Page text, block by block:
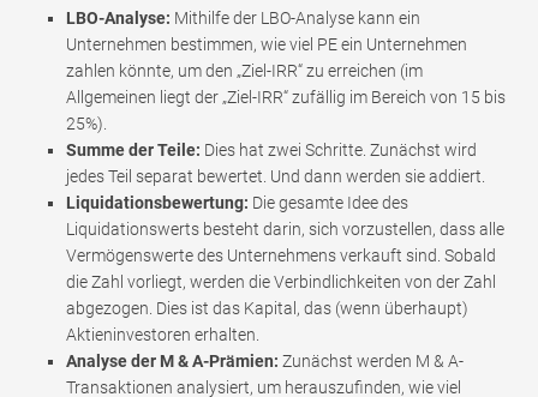
LBO-Analyse: Mithilfe der LBO-Analyse kann ein
Unternehmen bestimmen, wie viel PE ein Unternehmen
zahlen könnte, um den „Ziel-IRR“ zu erreichen (im
Allgemeinen liegt der „Ziel-IRR“ zufällig im Bereich von 15 bis
25%).
Summe der Teile: Dies hat zwei Schritte. Zunächst wird
jedes Teil separat bewertet. Und dann werden sie addiert.
Liquidationsbewertung: Die gesamte Idee des
Liquidationswerts besteht darin, sich vorzustellen, dass alle
Vermögenswerte des Unternehmens verkauft sind. Sobald
die Zahl vorliegt, werden die Verbindlichkeiten von der Zahl
abgezogen. Dies ist das Kapital, das (wenn überhaupt)
Aktieninvestoren erhalten.
Analyse der M & A-Prämien: Zunächst werden M & A-
Transaktionen analysiert, um herauszufinden, wie viel